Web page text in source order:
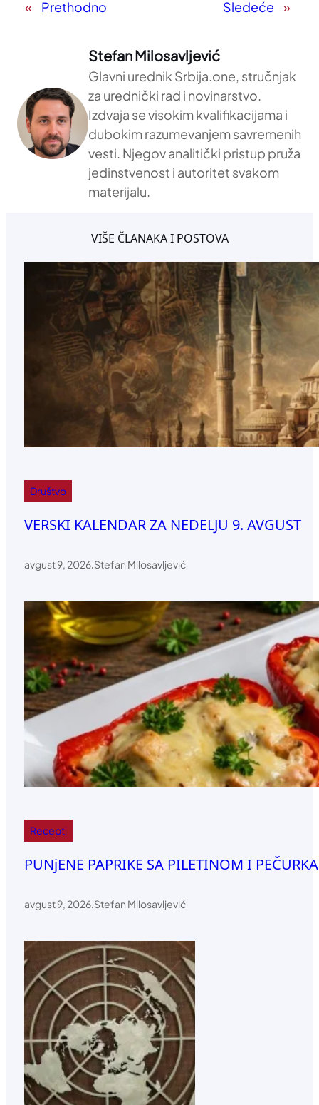
« Prethodno Sledeće »
Stefan Milosavljević
Glavni urednik Srbija.one, stručnjak
za urednički rad i novinarstvo.
Izdvaja se visokim kvalifikacijama i
dubokim razumevanjem savremenih
vesti. Njegov analitički pristup pruža
jedinstvenost i autoritet svakom
materijalu.
VIŠE ČLANAKA I POSTOVA
Društvo
VERSKI KALENDAR ZA NEDELJU 9. AVGUST
avgust 9, 2026.Stefan Milosavljević
Recepti
PUNjENE PAPRIKE SA PILETINOM I
avgust 9, 2026.Stefan Milosavljević